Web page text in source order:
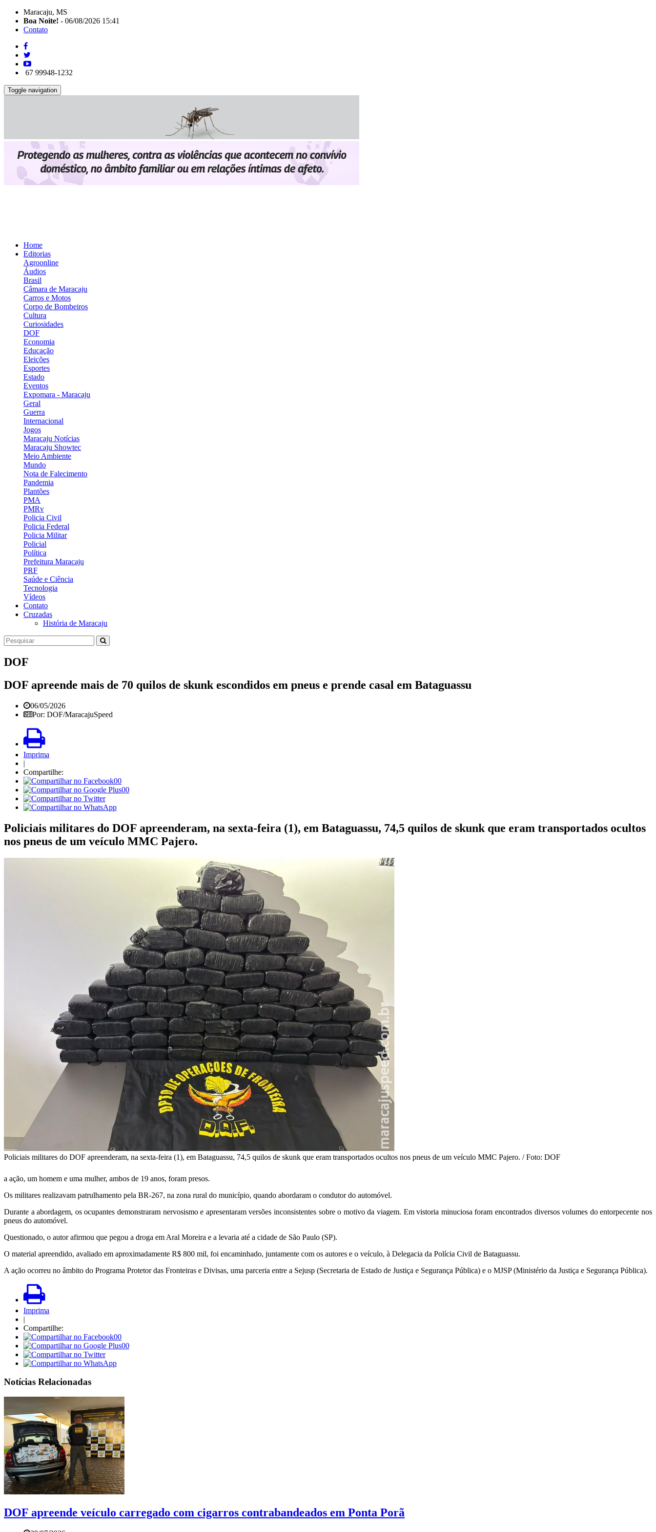
Maracaju, MS
Boa Noite! - 06/08/2026 15:41
Contato
67 99948-1232
Toggle navigation
Home
Editorias
Agroonline
Áudios
Brasil
Câmara de Maracaju
Carros e Motos
Corpo de Bombeiros
Cultura
Curiosidades
DOF
Economia
Educação
Eleições
Esportes
Estado
Eventos
Expomara - Maracaju
Geral
Guerra
Internacional
Jogos
Maracaju Notícias
Maracaju Showtec
Meio Ambiente
Mundo
Nota de Falecimento
Pandemia
Plantões
PMA
PMRv
Policia Civil
Policia Federal
Policia Militar
Policial
Política
Prefeitura Maracaju
PRF
Saúde e Ciência
Tecnologia
Vídeos
Contato
Cruzadas
História de Maracaju
DOF
DOF apreende mais de 70 quilos de skunk escondidos em pneus e prende casal em Bataguassu
06/05/2026
Por: DOF/MaracajuSpeed
Imprima
|
Compartilhe:
00
00
Policiais militares do DOF apreenderam, na sexta-feira (1), em Bataguassu, 74,5 quilos de skunk que eram transportados ocultos
nos pneus de um veículo MMC Pajero.
Policiais militares do DOF apreenderam, na sexta-feira (1), em Bataguassu, 74,5 quilos de skunk que eram transportados ocultos nos pneus de um veículo MMC Pajero. / Foto: DOF
a ação, um homem e uma mulher, ambos de 19 anos, foram presos.
Os militares realizavam patrulhamento pela BR-267, na zona rural do município, quando abordaram o condutor do automóvel.
Durante a abordagem, os ocupantes demonstraram nervosismo e apresentaram versões inconsistentes sobre o motivo da viagem. Em vistoria minuciosa foram encontrados diversos volumes do entorpecente nos
pneus do automóvel.
Questionado, o autor afirmou que pegou a droga em Aral Moreira e a levaria até a cidade de São Paulo (SP).
O material apreendido, avaliado em aproximadamente R$ 800 mil, foi encaminhado, juntamente com os autores e o veículo, à Delegacia da Polícia Civil de Bataguassu.
A ação ocorreu no âmbito do Programa Protetor das Fronteiras e Divisas, uma parceria entre a Sejusp (Secretaria de Estado de Justiça e Segurança Pública) e o MJSP (Ministério da Justiça e Segurança Pública).
Imprima
|
Compartilhe:
00
00
Notícias Relacionadas
DOF apreende veículo carregado com cigarros contrabandeados em Ponta Porã